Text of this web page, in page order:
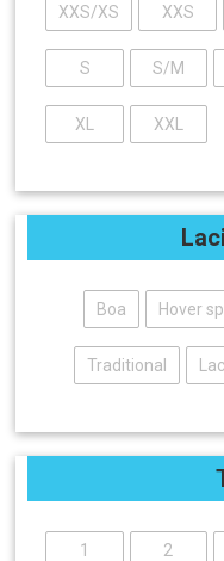
XXS/XS XXS
S S/M
XL XXL
Boa Hover
Traditional
1 2